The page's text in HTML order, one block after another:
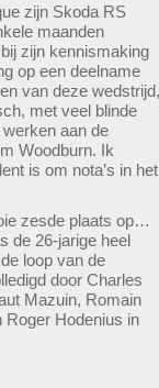
zijn Skoda RS
maanden
zijn kennismaking
op een deelname
van deze wedstrijd,
met veel blinde
aan de
Woodburn. Ik
is om nota’s in het
zesde plaats op…
de 26-jarige heel
loop van de
door Charles
Mazuin, Romain
Roger Hodenius in